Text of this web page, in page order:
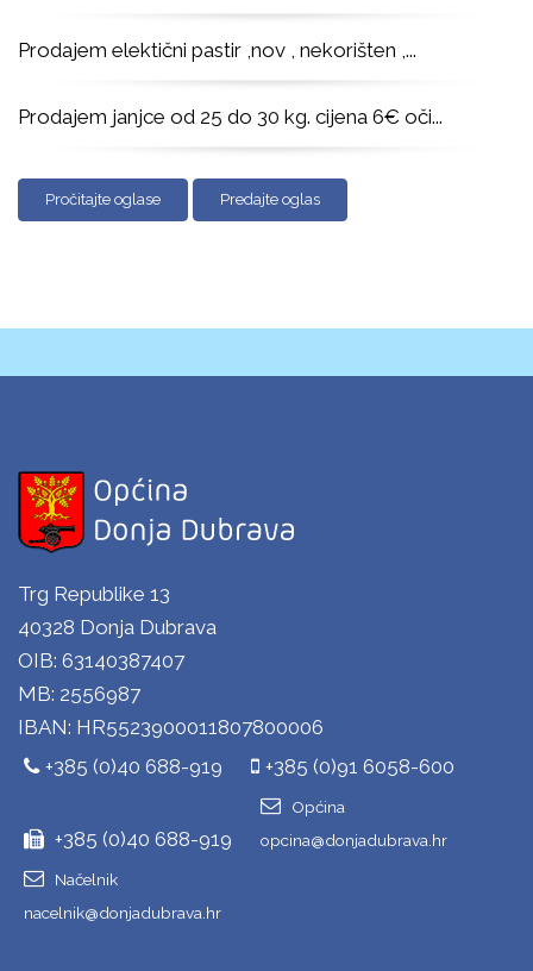
Prodajem elektični pastir ,nov , nekorišten ,...
Prodajem janjce od 25 do 30 kg. cijena 6€ oči...
Pročitajte oglase Predajte oglas
Trg Republike 13
40328 Donja Dubrava
OIB: 63140387407
MB: 2556987
IBAN: HR5523900011807800006
+385 (0)40 688-919
+385 (0)91 6058-600
+385 (0)40 688-919
Općina
opcina@donjadubrava.hr
Načelnik
nacelnik@donjadubrava.hr